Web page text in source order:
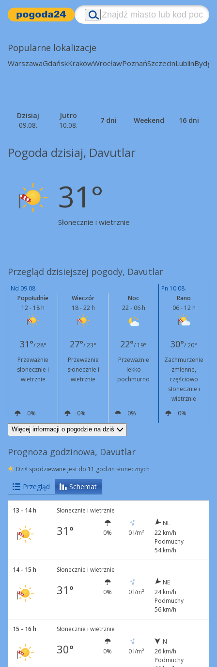
Popularne lokalizacje
WarszawaGdańskKrakówWrocławPoznańSzczecinLublin
Dzisiaj
09.08.
Jutro
10.08.
7 dni Weekend 16 dni
Pogoda dzisiaj, Davutlar
31°
Słonecznie i wietrznie
Przegląd dzisiejszej pogody, Davutlar
Nd 09.08.
Pn 10.08.
Popołudnie
12 - 18 h
Wieczór
18 - 22 h
Noc
22 - 06 h
Rano
06 - 12 h
31°/ 28° 27°/ 23° 22°/ 19° 30°/ 20°
Przeważnie
słonecznie i
wietrznie
Przeważnie
słonecznie i
wietrznie
Przeważnie
lekko
pochmurno
Zachmurzenie
zmienne,
częściowo
słonecznie i
wietrznie
0%
0% 0%
0%
NE
23 km/h
Podmuchy
60 km/h NE
10 km/h
Podmuchy
48 km/h
Więcej informacji o pogodzie na dziś
Prognoza godzinowa, Davutlar
Dziś spodziewane jest do 11 godzin słonecznych
Przegląd Schemat
13 - 14 h Słonecznie i wietrznie
31° 0% 0 l/m²
NE
22 km/h
Podmuchy
54 km/h
14 - 15 h Słonecznie i wietrznie
31° 0% 0 l/m²
NE
24 km/h
Podmuchy
56 km/h
15 - 16 h Słonecznie i wietrznie
30° 0% 0 l/m²
N
26 km/h
Podmuchy